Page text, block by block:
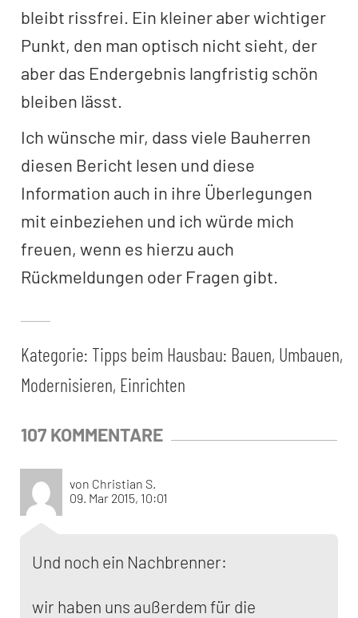
bleibt rissfrei. Ein kleiner aber wichtiger
Punkt, den man optisch nicht sieht, der
aber das Endergebnis langfristig schön
bleiben lässt.
Ich wünsche mir, dass viele Bauherren
diesen Bericht lesen und diese
Information auch in ihre Überlegungen
mit einbeziehen und ich würde mich
freuen, wenn es hierzu auch
Rückmeldungen oder Fragen gibt.
Kategorie: Tipps beim Hausbau: Bauen, Umbauen,
Modernisieren, Einrichten
107 KOMMENTARE
von Christian S.
09. Mar 2015, 10:01
Und noch ein Nachbrenner:
wir haben uns außerdem für die